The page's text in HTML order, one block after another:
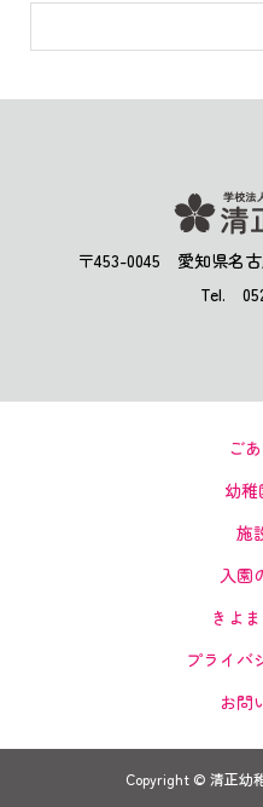
〒453-0045 愛知県名
Tel.
ご
幼稚
施
入園
きよ
プライバ
お問
Copyright © 清正幼